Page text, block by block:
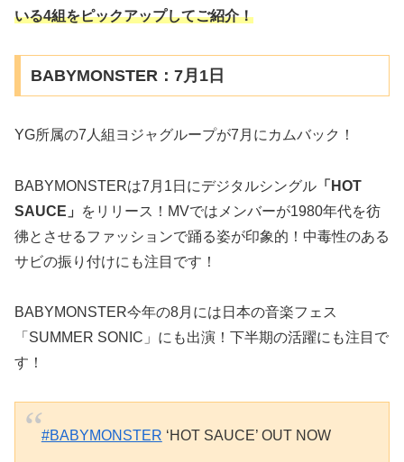
いる4組をピックアップしてご紹介！
BABYMONSTER：7月1日
YG所属の7人組ヨジャグループが7月にカムバック！
BABYMONSTERは7月1日にデジタルシングル 「HOT
SAUCE」
をリリース！MVではメンバーが1980年代を彷
彿とさせるファッションで踊る姿が印象的！中毒性のある
サビの振り付けにも注目です！
BABYMONSTER今年の8月には日本の音楽フェス
「SUMMER SONIC」にも出演！下半期の活躍にも注目で
す！
#BABYMONSTER ‘HOT SAUCE’ OUT NOW